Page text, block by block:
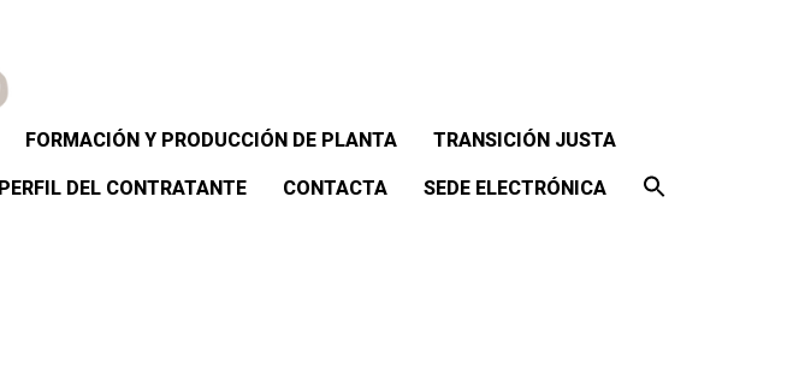
FORMACIÓN Y PRODUCCIÓN DE PLANTA TRANSICIÓN JUSTA
PERFIL DEL CONTRATANTE CONTACTA SEDE ELECTRÓNICA